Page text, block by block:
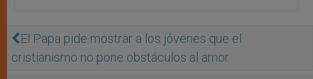
El Papa pide mostrar a los jóvenes que el
cristianismo no pone obstáculos al amor